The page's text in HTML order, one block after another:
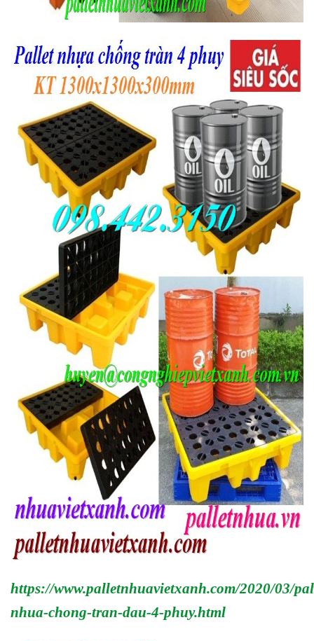
https://www.palletnhuavietxanh.com/2020/03/
nhua-chong-tran-dau-4-phuy.html